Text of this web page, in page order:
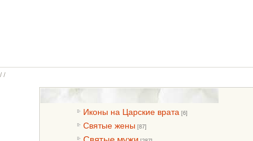
/ /
Иконы на Царские врата [6]
Святые жены [87]